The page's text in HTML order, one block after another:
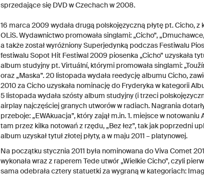
sprzedające się DVD w Czechach w 2008.
16 marca 2009 wydała drugą polskojęzyczną płytę pt. Cicho,
OLiS. Wydawnictwo promowała singlami: „Cicho”,
a także został wyróżniony Superjedynką podczas Festiwalu
festiwalu Sopot Hit Festiwal 2009 piosenka „Cicho” uzyskała
album studyjny pt. Virtuální, którymi promowała singlami:
oraz „Maska”. 20 listopada wydała reedycję albumu Cicho,
2010 za Cicho uzyskała nominację do Fryderyka w kategorii
5 listopada wydała szósty album studyjny (i trzeci
airplay najczęściej granych utworów w radiach. Nagrania
przeboje: „EWAkuacja”, który zajął m.in. 1. miejsce w
tam przez kilka notowań z rzędu, „Bez łez”, tak jak poprzedni
album uzyskał tytuł złotej płyty, a w maju 2011 – platynowej.
Na początku stycznia 2011 była nominowana do Viva Comet
wykonała wraz z raperem Tede utwór „Wielkie Cicho”, czyli
sama odebrała cztery statuetki za wygraną w kategoriach: